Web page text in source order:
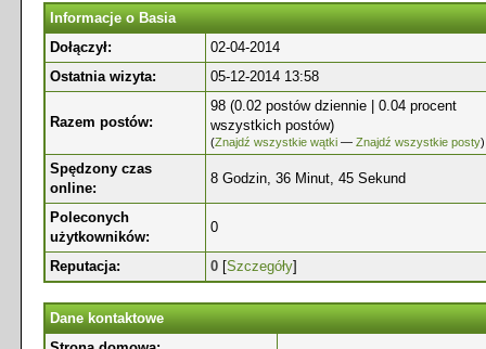
Informacje o Basia
Dołączył:
02-04-2014
Ostatnia wizyta:
05-12-2014 13:58
Razem postów:
98 (0.02 postów dziennie | 0.04 procent
wszystkich postów)
(Znajdź wszystkie wątki — Znajdź wszystkie posty)
Spędzony czas
online:
8 Godzin, 36 Minut, 45 Sekund
Poleconych
użytkowników:
0
Reputacja: 0 [Szczegóły]
Dane kontaktowe